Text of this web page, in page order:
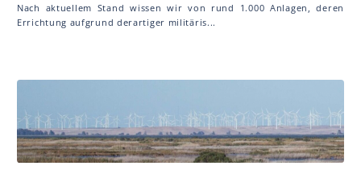
Nach aktuellem Stand wissen wir von rund 1.000 Anlagen, deren
Errichtung aufgrund derartiger militäris...